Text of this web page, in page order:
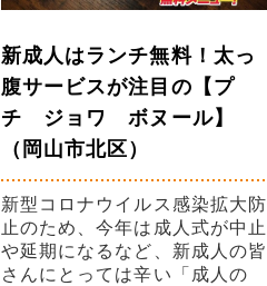
新成人はランチ無料！太っ
腹サービスが注目の【プ
チ ジョワ ボヌール】
（岡山市北区）
新型コロナウイルス感染拡大防
止のため、今年は成人式が中止
や延期になるなど、新成人の皆
さんにとっては辛い「成人の